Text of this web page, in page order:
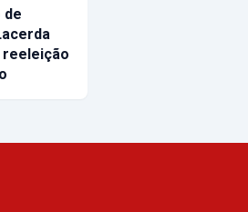
de
reeleição